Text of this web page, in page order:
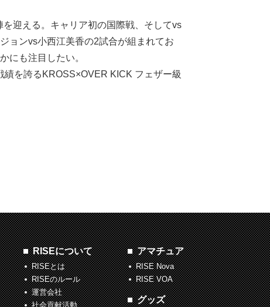
迎える。キャリア初の国際戦、そしてvs
ョンvs小西江美香の2試合が組まれてお
にも注目したい。
を誇るKROSS×OVER KICK フェザー級
RISEについて
RISEとは
RISEのルール
運営会社
社会貢献活動
アマチュア
RISE Nova
RISE VOA
グッズ